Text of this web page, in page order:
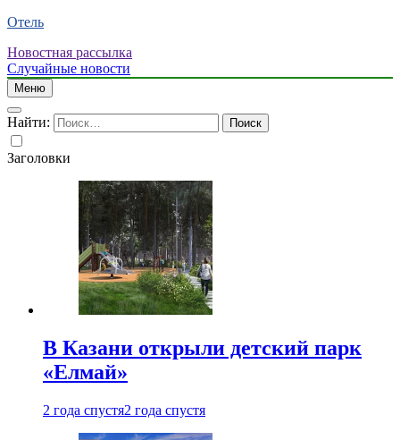
Отель
Новостная рассылка
Случайные новости
Меню
Найти:
Заголовки
В Казани открыли детский парк
«Елмай»
2 года спустя2 года спустя